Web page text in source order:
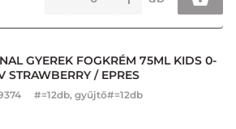
GYEREK FOGKRÉM 75ML KIDS 0-
STRAWBERRY / EPRES
#=12db, gyűjtő#=12db